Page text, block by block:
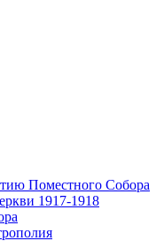
Поместного Собора
1917-1918